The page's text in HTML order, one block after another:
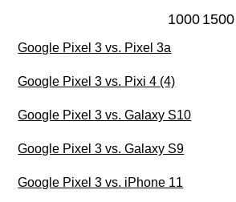
1000 1500
Google Pixel 3 vs. Pixel 3a
Google Pixel 3 vs. Pixi 4 (4)
Google Pixel 3 vs. Galaxy S10
Google Pixel 3 vs. Galaxy S9
Google Pixel 3 vs. iPhone 11